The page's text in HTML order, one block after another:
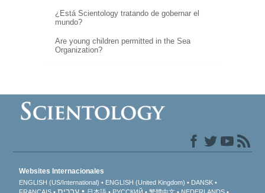
¿Está Scientology tratando de gobernar el
mundo?
Are young children permitted in the Sea
Organization?
Websites Internacionales
ENGLISH (US/International) ENGLISH (United Kingdom)
DANSK